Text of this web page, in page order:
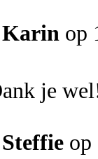
Karin op
je
Steffie op